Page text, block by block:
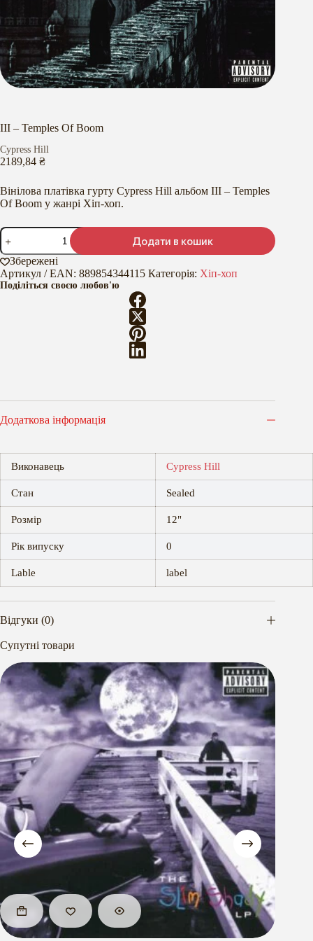
III – Temples Of Boom
Cypress Hill
2189,84 ₴
Вінілова платівка гурту Cypress Hill альбом III – Temples
Of Boom у жанрі Хіп-хоп.
III
Temples
Of
Boom
кількість
Додати в кошик
Збережені
Артикул / EAN: 889854344115 Категорія: Хіп-хоп
Поділіться своєю любов'ю
Додаткова інформація
Виконавець Cypress Hill
Стан Sealed
Розмір 12"
Рік випуску 0
Lable label
Відгуки (0)
Супутні товари